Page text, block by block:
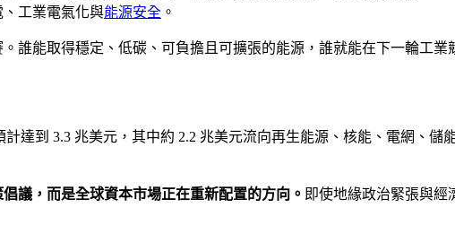
工業電氣化與能源安全 。
誰能取得穩定、低碳、可負擔且可擴張的能源，誰就能在下一輪工業
達到 3.3 兆美元，其中約 2.2 兆美元流向再生能源、核能、電網、
議，而是全球資本市場正在重新配置的方向。 即使地緣政治緊張與